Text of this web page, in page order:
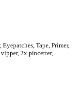
Tape, Primer,
2x pincetter,